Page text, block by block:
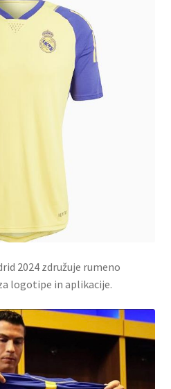
2024 združuje rumeno
logotipe in aplikacije.